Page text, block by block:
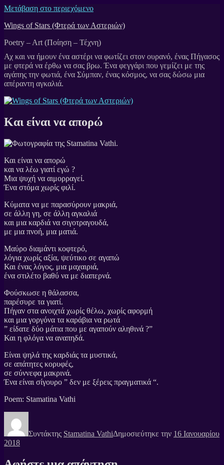
Μετάβαση στο περιεχόμενο
Wings of Stars (Φτερά των Αστεριών)
Poetry – Art (Ποίηση – Τέχνη)
Και είναι να απορώ
Και είναι να απορώ
και να λέω γιατί εγώ ?
Μια ψυχή να αιμορραγεί.
Ένα στόμα χωρίς φιλί.
Κύματα να με παρασύρουν μακριά,
σε άλλη γη, σε άλλη αγκαλιά
και μια καρδιά να σιγοτραγουδά,
με μια πνοή, μια ματιά.
Μαύρο διαμάντι κοφτερό,
λόγια χωρίς αξία, ψεύτικο σε αγαπώ
Και ένας λόγος, μια μαχαιριά,
ένα στιλέτο βαθύ να με διαπερνά.
Φούσκωσε η θάλασσα,
παρέσυρε τα γιατί.
Πήγαν στα ανοιχτά χωρίς θέλω, χωρίς αφορμή
και μια γοργόνα τα καράβια να ρωτά
” είδατε δύο μάτια που με αγαπούν αληθινά ?”
Και η φλόγα να αναπηδά.
Είναι ψηλά της καρδιάς τα μυστικά,
σε απάτητες κορυφές,
σε σύννεφα μακρινά.
Ένα είναι σίγουρο ” δεν με ξέρεις πραγματικά “.
Poem: Stamatina Vathi
Συντάκτης Stamatina VathiΔημοσιεύτηκε την 16 Ιανουαρίου
2018